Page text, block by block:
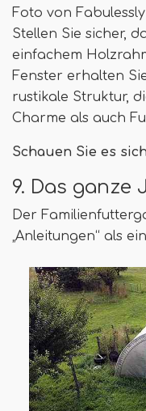
Foto von
Stellen Sie sicher,
einfachem
Fenster erhalten
rustikale Struktur,
Charme als auch
Schauen Sie es
9. Das ganze
Der
„Anleitungen“ als